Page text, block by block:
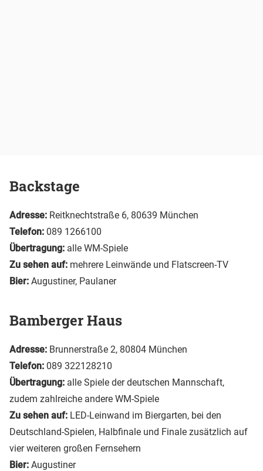
Backstage
Adresse: Reitknechtstraße 6, 80639 München
Telefon: 089 1266100
Übertragung: alle WM-Spiele
Zu sehen auf: mehrere Leinwände und Flatscreen-TV
Bier: Augustiner, Paulaner
Bamberger Haus
Adresse: Brunnerstraße 2, 80804 München
Telefon: 089 322128210
Übertragung: alle Spiele der deutschen Mannschaft,
zudem zahlreiche andere WM-Spiele
Zu sehen auf: LED-Leinwand im Biergarten, bei den
Deutschland-Spielen, Halbfinale und Finale zusätzlich auf
vier weiteren großen Fernsehern
Bier: Augustiner